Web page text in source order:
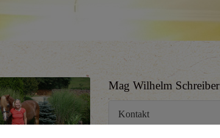
Mag Wilhelm Schreiber
Kontakt